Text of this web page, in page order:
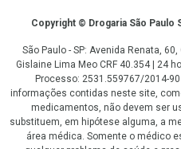
CopyrightCopyright © Drogaria São Paulo
São Paulo - SP: Avenida Renata,
Gislaine Lima Meo CRF 40.354 | 24
Processo: 2531.559767/2014-
informações contidas neste site,
medicamentos, não devem ser
substituem, em hipótese alguma, a
área médica. Somente o médico